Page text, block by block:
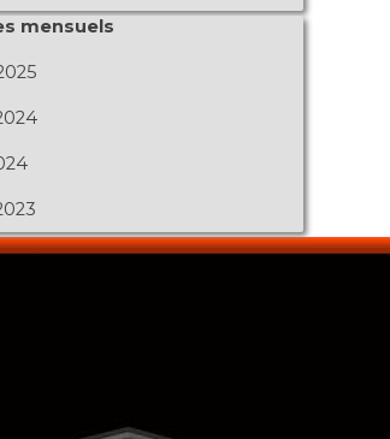
le bloc Articles mensuels
mensuels